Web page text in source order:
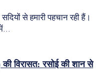
से हमारी पहचान रही हैं।
विरासत: रसोई की शान से